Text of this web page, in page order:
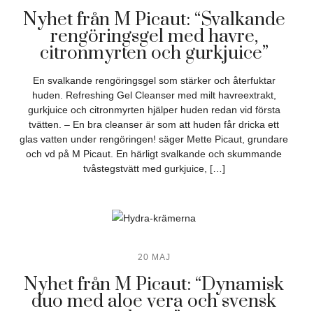
Nyhet från M Picaut: “Svalkande
rengöringsgel med havre,
citronmyrten och gurkjuice”
En svalkande rengöringsgel som stärker och återfuktar
huden. Refreshing Gel Cleanser med milt havreextrakt,
gurkjuice och citronmyrten hjälper huden redan vid första
tvätten. – En bra cleanser är som att huden får dricka ett
glas vatten under rengöringen! säger Mette Picaut, grundare
och vd på M Picaut. En härligt svalkande och skummande
tvåstegstvätt med gurkjuice, […]
20 MAJ
Nyhet från M Picaut: “Dynamisk
duo med aloe vera och svensk